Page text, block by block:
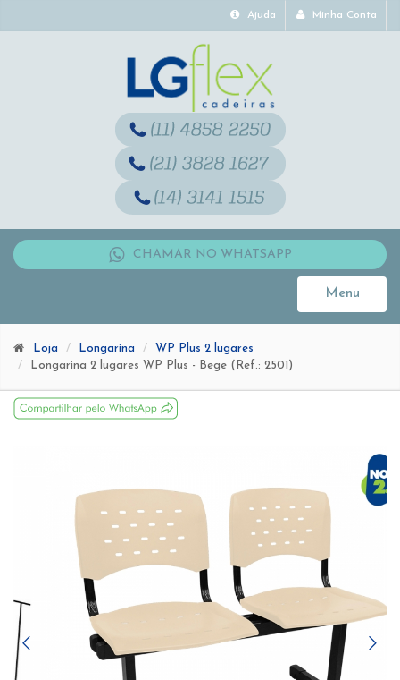
Ajuda Minha Conta
CHAMAR NO WHATSAPP
Menu
Toggle
Loja Longarina
WP Plus 2 lugares
Longarina 2 lugares WP Plus - Bege (Ref.: 2501)